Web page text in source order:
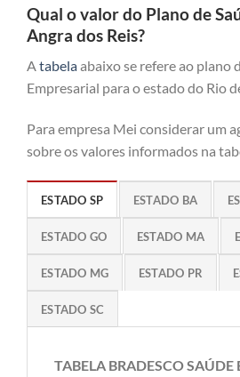
Qual o valor do Plano de
Angra dos Reis?
Atabelaabaixo se refere ao plano
Empresarial para o estado do Rio
Para empresa Mei considerar um
sobre os valores informados na
ESTADO SP ESTADO BA
ESTADO GO ESTADO MA
ESTADO MG ESTADO PR
ESTADO SC
TABELA BRADESCO SAÚDE